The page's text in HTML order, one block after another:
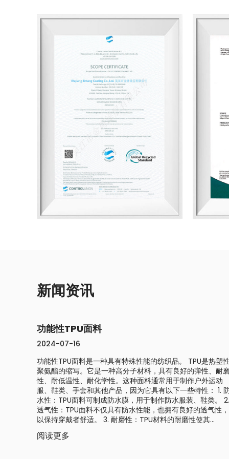
新闻资讯
功能性TPU面料
2024-07-16
功能性TPU面料是一种具有特殊性能的纺织品。 TPU是热塑
聚氨酯的缩写。它是一种高分子材料，具有良好的弹性、耐
性、耐低温性、耐化学性。这种面料通常用于制作户外运动
服、鞋类、手套和其他产品，因为它具有以下一些特性： 1.
水性：TPU面料可制成防水膜，用于制作防水服装、鞋类。 2.
透气性：TPU面料不仅具有防水性能，也拥有良好的透气性，
以保持穿戴者舒适。 3. 耐磨性：TPU材料的耐磨性使其...
阅读更多